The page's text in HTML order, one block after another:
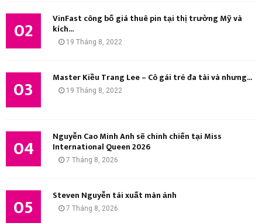
02 VinFast công bố giá thuê pin tại thị trường Mỹ và
kích...
19 Tháng 8, 2022
03 Master Kiều Trang Lee – Cô gái trẻ đa tài và nhưng...
19 Tháng 8, 2022
04 Nguyễn Cao Minh Anh sẽ chinh chiến tại Miss
International Queen 2026
7 Tháng 8, 2026
05 Steven Nguyễn tái xuất màn ảnh
7 Tháng 8, 2026